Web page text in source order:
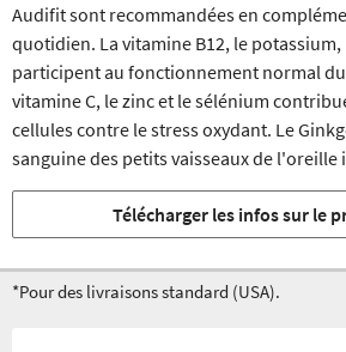
Audifit sont recommandées en
quotidien. La vitamine B12, le
participent au fonctionnement normal du
vitamine C, le zinc et le sélénium
cellules contre le stress oxydant. Le
sanguine des petits vaisseaux de l'oreille
Télécharger les infos sur le
*Pour des livraisons standard (USA).